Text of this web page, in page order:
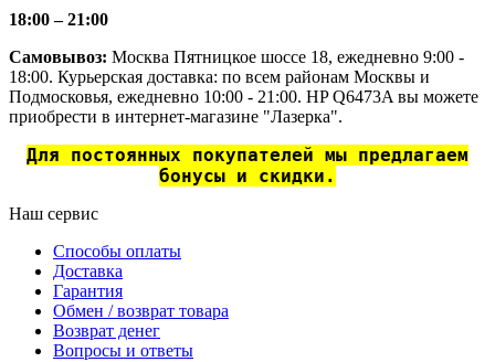
18:00 – 21:00
Самовывоз: Москва Пятницкое шоссе 18, ежедневно 9:00 -
18:00. Курьерская доставка: по всем районам Москвы и
Подмосковья, ежедневно 10:00 - 21:00. HP Q6473A вы можете
приобрести в интернет-магазине "Лазерка".
Для постоянных покупателей мы предлагаем
бонусы и скидки.
Наш сервис
Способы оплаты
Доставка
Гарантия
Обмен / возврат товара
Возврат денег
Вопросы и ответы